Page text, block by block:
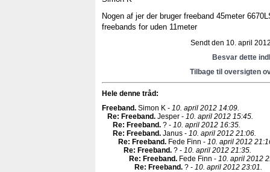
Nogen af jer der bruger freeband 45meter
freebands for uden 11meter
Sendt den 10. april
Besvar dette
Tilbage til oversigten
Hele denne tråd:
Freeband. Simon K - 10. april 2012 14:09.
Re: Freeband. Jesper - 10. april 2012 15:45.
Re: Freeband. ? - 10. april 2012 16:35.
Re: Freeband. Janus - 10. april 2012 21:06.
Re: Freeband. Fede Finn - 10. april 2012
Re: Freeband. ? - 10. april 2012 21:35.
Re: Freeband. Fede Finn - 10. april 2012
Re: Freeband. ? - 10. april 2012 23:01.